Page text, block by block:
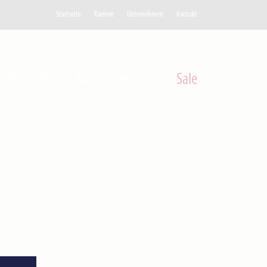
Startseite Karriere Unternehmen Kontakt
Sale